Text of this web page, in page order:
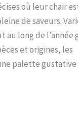
où leur chair
de saveurs.
au long de l’année
et origines, les
palette